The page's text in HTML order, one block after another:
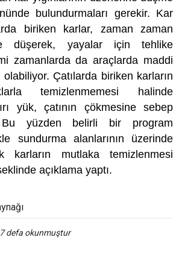
bulundurmaları gerekir. Kar
biriken karlar, zaman zaman
düşerek, yayalar için tehlike
zamanlarda da araçlarda maddi
Çatılarda biriken karların
temizlenmemesi halinde
yük, çatının çökmesine sebep
Bu yüzden belirli bir program
sundurma alanlarının üzerinde
karların mutlaka temizlenmesi
açıklama yaptı.
defa okunmuştur